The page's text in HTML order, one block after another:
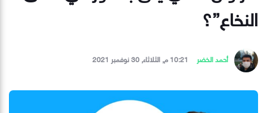
النخاع”؟
أحمد الخضر 10:21 م, الثلاثاء, 30 نوفمبر 2021